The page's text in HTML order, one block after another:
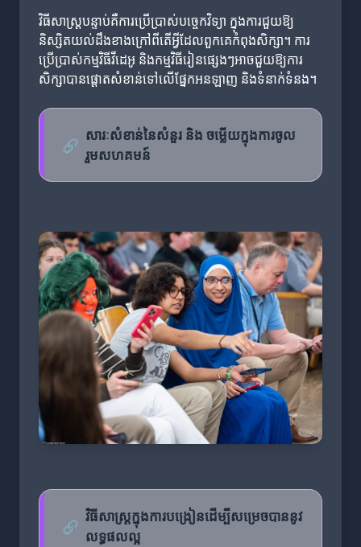
វិធីសាស្ត្របន្ទាប់គឺការប្រើប្រាស់បច្ចេកវិទ្យា ក្នុងការជួយឱ្យ
និស្សិតយល់ដឹងខាងក្រៅពីតើអ្វីដែលពួកគេកំពុងសិក្សា។ ការ
ប្រើប្រាស់កម្មវិធីវីដេអូ និងកម្មវិធីរៀនផ្សេងៗអាចជួយឱ្យការ
សិក្សាបានផ្តោតសំខាន់ទៅលើផ្នែកអនឡាញ និងទំនាក់ទំនង។
🔗
សារៈសំខាន់នៃសំនួរ និង ចម្លើយក្នុងការចូល
រួមសហគមន៍
🔗
វិធីសាស្ត្រក្នុងការបង្រៀនដើម្បីសម្រេចបាននូវ
លទ្ធផលល្អ